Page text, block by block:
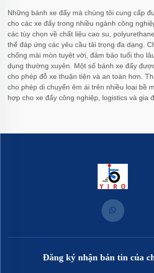
Những bánh xe đẩy mà chúng tôi cung cấp
cho các xe đẩy trong nhiều ngành công
các tùy chọn về chất liệu cao su,
thể đáp ứng các yêu cầu tải trọng đa dạng.
chống mài mòn tuyệt vời, đảm bảo tuổi thọ
dụng thường xuyên. Một số bánh xe đẩy
cho phép đỗ xe thuận tiện và an toàn hơn.
cho phép di chuyển êm ái trên nhiều loại bề
hợp cho xe đẩy công nghiệp, logistics và gia
Đăng ký nhận bản tin của